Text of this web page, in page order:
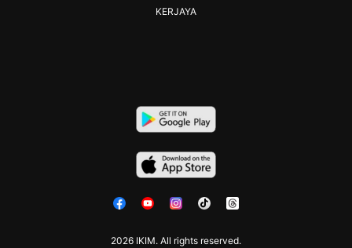
2026 IKIM. All rights reserved.
KERJAYA